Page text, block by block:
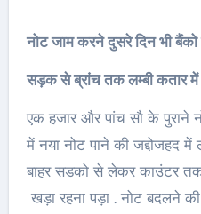
नोट जाम करने दुसरे दिन भी
सड़क से ब्रांच तक लम्बी कतार
एक हजार और पांच सौ के
में नया नोट पाने की जद्दोजहद
बाहर सडको से लेकर काउंटर तक
खड़ा रहना पड़ा . नोट बदलने